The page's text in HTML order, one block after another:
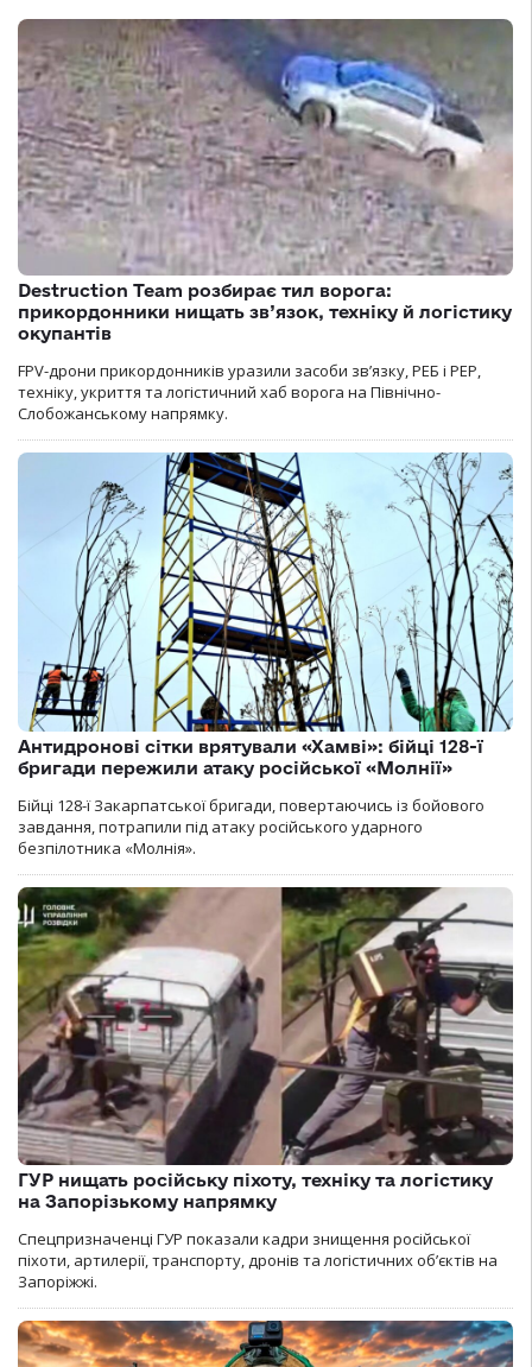
Destruction Team розбирає тил ворога:
прикордонники нищать зв’язок, техніку й логістику
окупантів
FPV-дрони прикордонників уразили засоби зв’язку, РЕБ і РЕР,
техніку, укриття та логістичний хаб ворога на Північно-
Слобожанському напрямку.
Антидронові сітки врятували «Хамві»: бійці 128-ї
бригади пережили атаку російської «Молнії»
Бійці 128-ї Закарпатської бригади, повертаючись із бойового
завдання, потрапили під атаку російського ударного
безпілотника «Молнія».
ГУР нищать російську піхоту, техніку та логістику
на Запорізькому напрямку
Спецпризначенці ГУР показали кадри знищення російської
піхоти, артилерії, транспорту, дронів та логістичних об’єктів на
Запоріжжі.